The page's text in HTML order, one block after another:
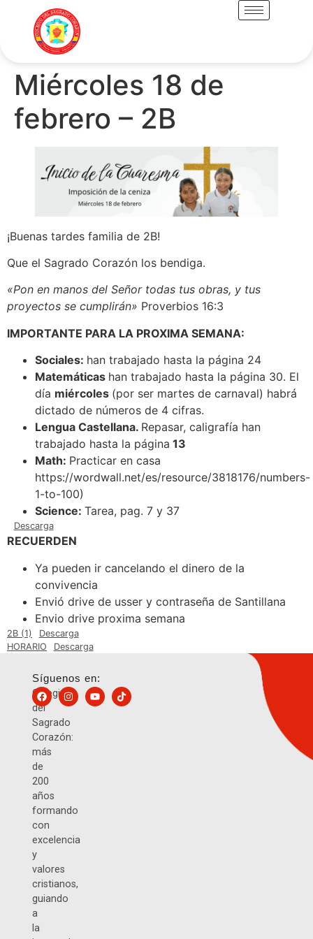
Miércoles 18 de
febrero – 2B
¡Buenas tardes familia de 2B!
Que el Sagrado Corazón los bendiga.
«Pon en manos del Señor todas tus obras, y tus
proyectos se cumplirán» Proverbios 16:3
IMPORTANTE PARA LA PROXIMA SEMANA:
Sociales: han trabajado hasta la página 24
Matemáticas han trabajado hasta la página 30. El
día miércoles (por ser martes de carnaval) habrá
dictado de números de 4 cifras.
Lengua Castellana. Repasar, caligrafía han
trabajado hasta la página 13
Math: Practicar en casa
https://wordwall.net/es/resource/3818176/numbers-
1-to-100)
Science: Tarea, pag. 7 y 37
Descarga
RECUERDEN
Ya pueden ir cancelando el dinero de la
convivencia
Envió drive de usser y contraseña de Santillana
Envio drive proxima semana
2B (1)
Descarga
HORARIO
Descarga
Colegio
del
Sagrado
Corazón:
más
de
200
años
formando
con
excelencia
y
valores
cristianos,
guiando
a
la
Síguenos en: